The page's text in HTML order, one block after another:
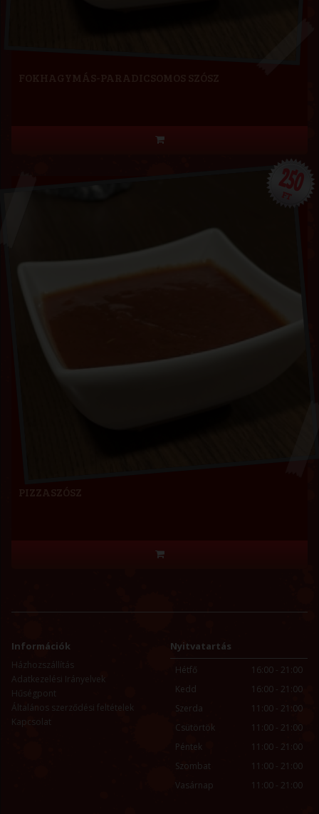
250
FT
Információk
Házhozszállítás
Adatkezelési Irányelvek
Hűségpont
Általános szerződési feltételek
Kapcsolat
Nyitvatartás
Hétfő
Kedd
Szerda
Csütörtök
Péntek
Szombat
Vasárnap
16:00 - 21:00
16:00 - 21:00
11:00 - 21:00
11:00 - 21:00
11:00 - 21:00
11:00 - 21:00
11:00 - 21:00